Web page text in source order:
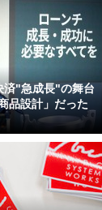
済"急成長"の舞台
品設計」だった